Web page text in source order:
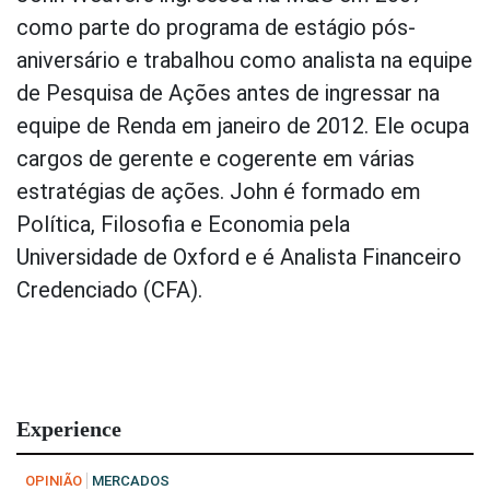
como parte do programa de estágio pós-
aniversário e trabalhou como analista na equipe
de Pesquisa de Ações antes de ingressar na
equipe de Renda em janeiro de 2012. Ele ocupa
cargos de gerente e cogerente em várias
estratégias de ações. John é formado em
Política, Filosofia e Economia pela
Universidade de Oxford e é Analista Financeiro
Credenciado (CFA).
Experience
OPINIÃO MERCADOS